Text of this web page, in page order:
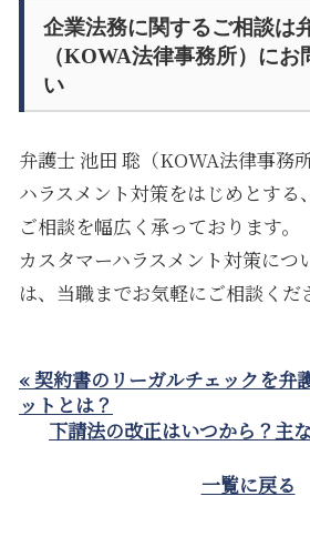
企業法務に関するご相談は
（KOWA法律事務所）にお
い
弁護士 池田 聡（KOWA法律事務
ハラスメント対策をはじめとする
ご相談を幅広く承っております。
カスタマーハラスメント対策につ
は、当職までお気軽にご相談くだ
« 契約書のリーガルチェックを弁
ットとは？
下請法の改正はいつから？主
一覧に戻る